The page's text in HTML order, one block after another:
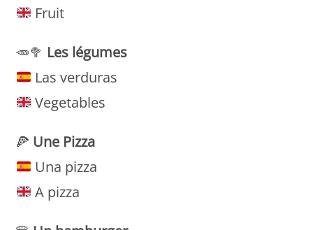
Fruit
🥕🥦 Les légumes
Las verduras
Vegetables
🍕 Une Pizza
Una pizza
A pizza